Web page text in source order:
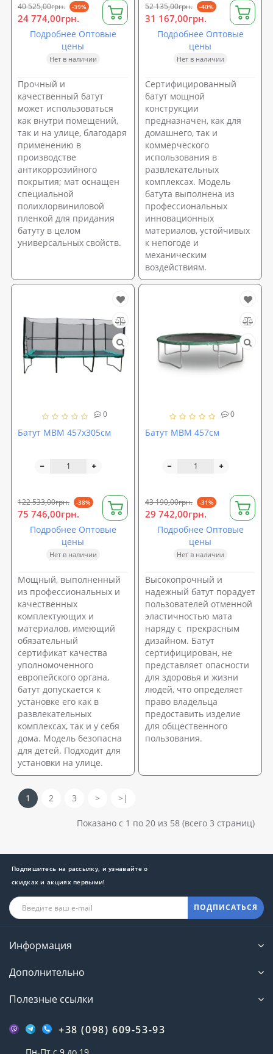
40 525,00грн. -39%
24 774,00грн.
Подробнее Оптовые
цены
Нет в наличии
Прочный и
качественный батут
может использоваться
как внутри помещений,
так и на улице, благодаря
применению в
производстве
антикоррозийного
покрытия; мат оснащен
специальной
полихлорвиниловой
пленкой для придания
батуту в целом
универсальных свойств.
52 135,00грн. -40%
31 167,00грн.
Подробнее Оптовые
цены
Нет в наличии
Сертифицированный
батут мощной
конструкции
предназначен, как для
домашнего, так и
коммерческого
использования в
развлекательных
комплексах. Модель
батута выполнена из
профессиональных
инновационных
материалов, устойчивых
к непогоде и
механическим
воздействиям.
0
Батут MBM 457x305см
122 533,00грн. -38%
75 746,00грн.
Подробнее Оптовые
цены
Нет в наличии
Мощный, выполненный
из профессиональных и
качественных
комплектующих и
материалов, имеющий
обязательный
сертификат качества
уполномоченного
европейского органа,
батут допускается к
установке его как в
развлекательных
комплексах, так и у себя
дома. Модель безопасна
для детей. Подходит для
установки на улице.
0
Батут MBM 457см
43 190,00грн. -31%
29 742,00грн.
Подробнее Оптовые
цены
Нет в наличии
Высокопрочный и
надежный батут порадует
пользователей отменной
эластичностью мата
наряду с прекрасным
дизайном. Батут
сертифицирован, не
представляет опасности
для здоровья и жизни
людей, что определяет
право владельца
предоставить изделие
для общественного
пользования.
1 2 3 > >|
Показано с 1 по 20 из 58 (всего 3 страниц)
Подпишитесь на рассылку, и узнавайте о
скидках и акциях первыми!
ПОДПИСАТЬСЯ
Информация
Дополнительно
Полезные ссылки
+38 (098) 609-53-93